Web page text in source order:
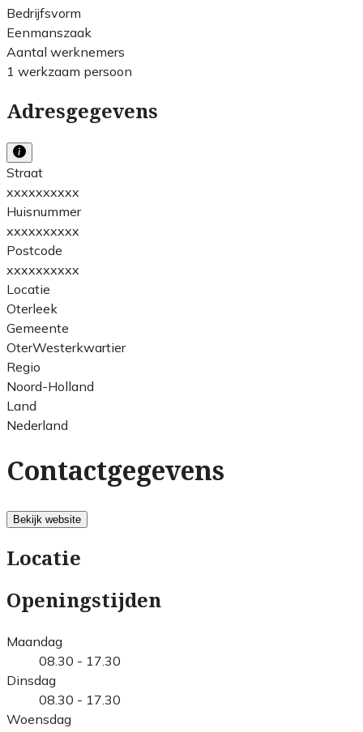
Bedrijfsvorm
Eenmanszaak
Aantal werknemers
1 werkzaam persoon
Adresgegevens
Straat
xxxxxxxxxx
Huisnummer
xxxxxxxxxx
Postcode
xxxxxxxxxx
Locatie
Oterleek
Gemeente
OterWesterkwartier
Regio
Noord-Holland
Land
Nederland
Contactgegevens
Bekijk website
Locatie
Openingstijden
Maandag
08.30 - 17.30
Dinsdag
08.30 - 17.30
Woensdag